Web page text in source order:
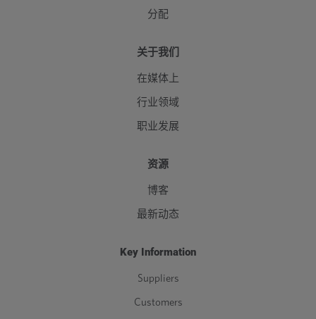
分配
关于我们
在媒体上
行业领域
职业发展
资源
博客
最新动态
Key Information
Suppliers
Customers